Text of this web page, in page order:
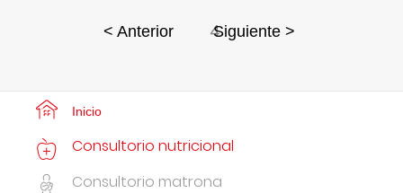
< Anterior 4
Siguiente >
Inicio
Consultorio nutricional
Consultorio matrona